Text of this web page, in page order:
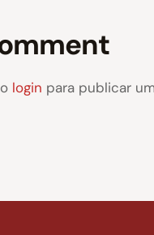
login para publicar